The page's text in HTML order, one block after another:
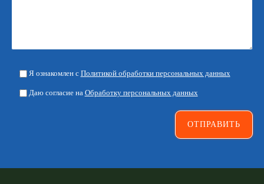
Я ознакомлен с Политикой обработки персональных данных
Даю согласие на Обработку персональных данных